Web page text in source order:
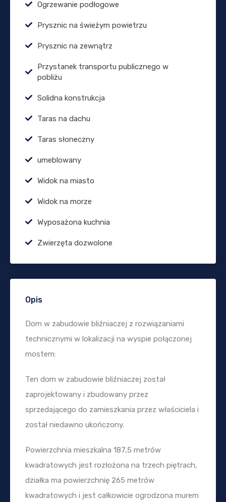
Ogrzewanie podłogowe
Prysznic na świeżym powietrzu
Prysznic na zewnątrz
Przystanek transportu publicznego w
pobliżu
Solidna konstrukcja
Taras na dachu
Taras słoneczny
umeblowany
Widok na miasto
Widok na morze
Wyposażona kuchnia
Zwierzęta dozwolone
Opis
Dom w zabudowie bliźniaczej z rozwiązaniami
technicznymi w lokalizacji na wyspie połączonej
mostem:
Ten dom w zabudowie bliźniaczej został
zaprojektowany i zbudowany przez
sprzedającego do zamieszkania przez właściciela i
został niedawno ukończony.
Powierzchnia mieszkalna 187,5 metrów
kwadratowych jest rozłożona na trzech piętrach,
działka ma powierzchnię 265 metrów
kwadratowych i jest całkowicie ogrodzona murem